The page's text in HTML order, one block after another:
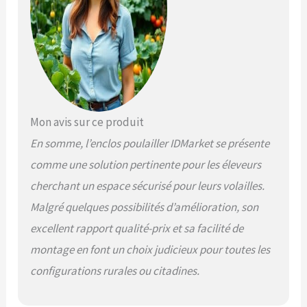
4 x largeur 3 x hauteur 2 M
Mon avis sur ce produit
En somme, l’enclos poulailler IDMarket se présente
comme une solution pertinente pour les éleveurs
cherchant un espace sécurisé pour leurs volailles.
Malgré quelques possibilités d’amélioration, son
excellent rapport qualité-prix et sa facilité de
montage en font un choix judicieux pour toutes les
configurations rurales ou citadines.